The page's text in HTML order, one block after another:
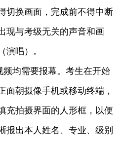
切换画面，完成前不得中断
现与考级无关的声音和画
演唱）。
频均需要报幕。考生在开始
面朝摄像手机或移动终端，
充拍摄界面的人形框，以便
报出本人姓名、专业、级别